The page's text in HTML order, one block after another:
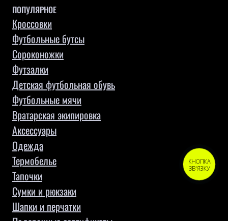
ПОПУЛЯРНОЕ
Кроссовки
Футбольные бутсы
Сороконожки
Футзалки
Детская футбольная обувь
Футбольные мячи
Вратарская экипировка
Аксессуары
Одежда
Термобелье
Тапочки
Сумки и рюкзаки
Шапки и перчатки
КНОПКА
ЗВ'ЯЗКУ